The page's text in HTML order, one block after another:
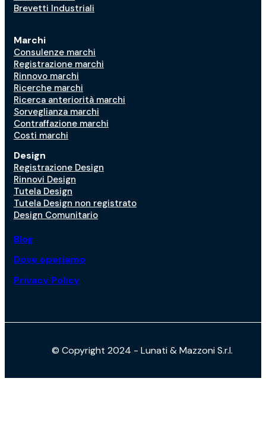
Brevetti Industriali
Marchi
Consulenze marchi
Registrazione marchi
Rinnovo marchi
Ricerche marchi
Ricerca anteriorità marchi
Sorveglianza marchi
Contraffazione marchi
Costi marchi
Design
Registrazione Design
Rinnovi Design
Tutela Design
Tutela Design non registrato
Design Comunitario
Blog
Dove operiamo
Privacy Policy
© Copyright 2024 - Lunati & Mazzoni S.r.l.